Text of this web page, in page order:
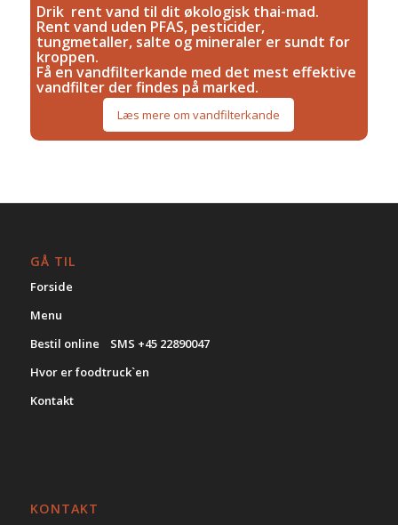
Drik rent vand til dit økologisk thai-mad.
Rent vand uden PFAS, pesticider,
tungmetaller, salte og mineraler er sundt for
kroppen.
Få en vandfilterkande med det mest effektive
vandfilter der findes på marked.
Læs mere om vandfilterkande
GÅ TIL
Forside
Menu
Bestil online SMS +45 22890047
Hvor er foodtruck`en
Kontakt
KONTAKT